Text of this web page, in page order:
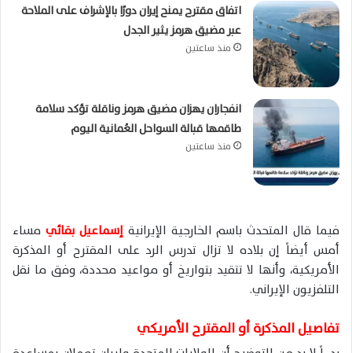
اتفاق مقترح يمنح إيران دورًا بالإشراف على الملاحة
عبر مضيق هرمز يثير الجدل
منذ ساعتين
انفجاران يهزان مضيق هرمز وناقلة تؤكد سلامة
طاقمها قبالة السواحل العُمانية اليوم
منذ ساعتين
فيما قال المتحدث باسم الخارجية الإيرانيةإسماعيل بقائي مساء
أمس أيضاً إن بلاده لا تزال تدرس الرد على المقترح أو المذكرة
الأمريكية، وأنها لا تتقيد بتواريخ أو مواعيد محددة، وفق ما نقل
التلفزيون الإيراني.
تفاصيل المذكرة أو المقترح الأمريكي